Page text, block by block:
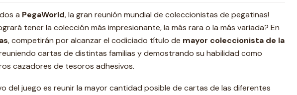
a PegaWorld, la gran reunión mundial de coleccionistas de pegatinas!
tener la colección más impresionante, la más rara o la más variada? En
, competirán por alcanzar el codiciado título de mayor coleccionista de la
cartas de distintas familias y demostrando su habilidad como
cazadores de tesoros adhesivos.
del juego es reunir la mayor cantidad posible de cartas de las diferentes